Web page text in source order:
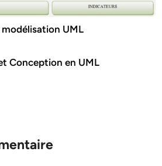
UML
Conception en UML